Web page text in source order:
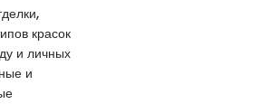
красок
и личных
и